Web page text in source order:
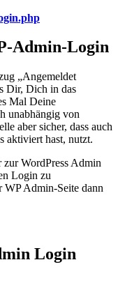
Admin-Login
„Angemeldet
Dir, Dich in das
Mal Deine
unabhängig von
aber sicher, dass auch
aktiviert hast, nutzt.
zur WordPress Admin
Login zu
Admin-Seite dann
Login